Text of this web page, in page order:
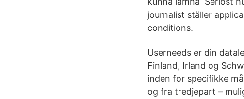
journalist ställer
conditions.
Userneeds er din
Finland, Irland og
inden for specifikke
og fra tredjepart –